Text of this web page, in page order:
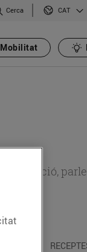
Cerca CAT
Mobilitat